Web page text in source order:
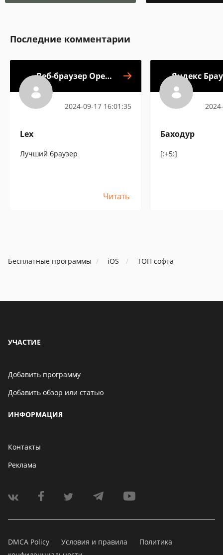
Последние комментарии
Веб-браузер Opera
2024-09-17 16:01:35
Lex
Лучший браузер
Читать
Яндекс
Баходур
[:+5:]
Бесплатные программы iOS ТОП софта
УЧАСТИЕ
Добавить программу
Добавить обзор или статью
ИНФОРМАЦИЯ
Контакты
Реклама
DMCA Policy Условия и правила
Политика